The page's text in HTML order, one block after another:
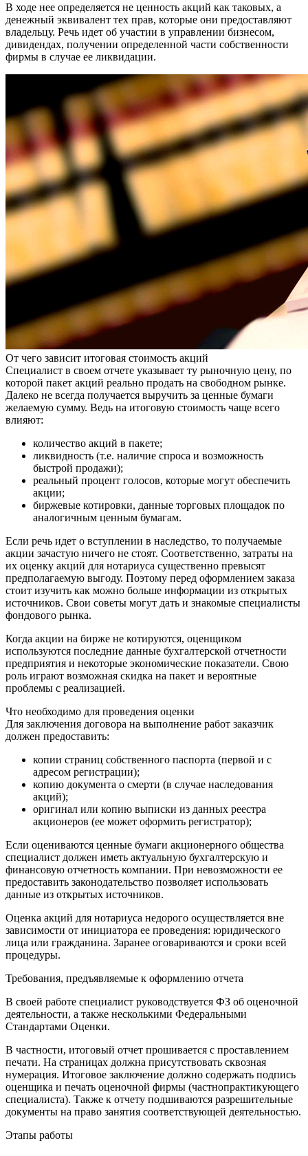
В ходе нее определяется не ценность акций как таковых, а
денежный эквивалент тех прав, которые они предоставляют
владельцу. Речь идет об участии в управлении бизнесом,
дивидендах, получении определенной части собственности
фирмы в случае ее ликвидации.
От чего зависит итоговая стоимость акций
Специалист в своем отчете указывает ту рыночную цену, по
которой пакет акций реально продать на свободном рынке.
Далеко не всегда получается выручить за ценные бумаги
желаемую сумму. Ведь на итоговую стоимость чаще всего
влияют:
количество акций в пакете;
ликвидность (т.е. наличие спроса и возможность
быстрой продажи);
реальный процент голосов, которые могут обеспечить
акции;
биржевые котировки, данные торговых площадок по
аналогичным ценным бумагам.
Если речь идет о вступлении в наследство, то получаемые
акции зачастую ничего не стоят. Соответственно, затраты на
их оценку акций для нотариуса существенно превысят
предполагаемую выгоду. Поэтому перед оформлением заказа
стоит изучить как можно больше информации из открытых
источников. Свои советы могут дать и знакомые специалисты
фондового рынка.
Когда акции на бирже не котируются, оценщиком
используются последние данные бухгалтерской отчетности
предприятия и некоторые экономические показатели. Свою
роль играют возможная скидка на пакет и вероятные
проблемы с реализацией.
Что необходимо для проведения оценки
Для заключения договора на выполнение работ заказчик
должен предоставить:
копии страниц собственного паспорта (первой и с
адресом регистрации);
копию документа о смерти (в случае наследования
акций);
оригинал или копию выписки из данных реестра
акционеров (ее может оформить регистратор);
Если оцениваются ценные бумаги акционерного общества
специалист должен иметь актуальную бухгалтерскую и
финансовую отчетность компании. При невозможности ее
предоставить законодательство позволяет использовать
данные из открытых источников.
Оценка акций для нотариуса недорого осуществляется вне
зависимости от инициатора ее проведения: юридического
лица или гражданина. Заранее оговариваются и сроки всей
процедуры.
Требования, предъявляемые к оформлению отчета
В своей работе специалист руководствуется ФЗ об оценочной
деятельности, а также несколькими Федеральными
Стандартами Оценки.
В частности, итоговый отчет прошивается с проставлением
печати. На страницах должна присутствовать сквозная
нумерация. Итоговое заключение должно содержать подпись
оценщика и печать оценочной фирмы (частнопрактикующего
специалиста). Также к отчету подшиваются разрешительные
документы на право занятия соответствующей деятельностью.
Этапы работы